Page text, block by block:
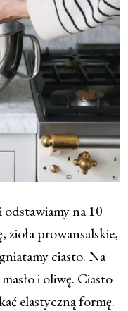
na 10
zioła prowansalskie,
ciasto. Na
i oliwę. Ciasto
elastyczną formę.